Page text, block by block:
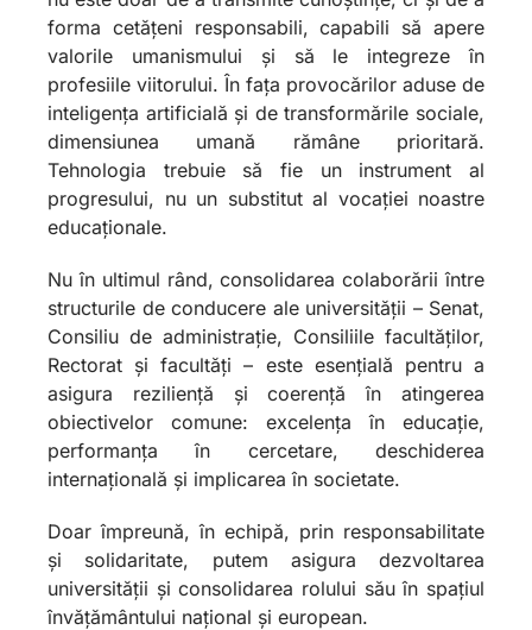
forma cetățeni responsabili, capabili să apere
valorile umanismului și să le integreze în
profesiile viitorului. În fața provocărilor aduse de
inteligența artificială și de transformările sociale,
dimensiunea umană rămâne prioritară.
Tehnologia trebuie să fie un instrument al
progresului, nu un substitut al vocației noastre
educaționale.
Nu în ultimul rând, consolidarea colaborării între
structurile de conducere ale universității – Senat,
Consiliu de administrație, Consiliile facultăților,
Rectorat și facultăți – este esențială pentru a
asigura reziliență și coerență în atingerea
obiectivelor comune: excelența în educație,
performanța în cercetare, deschiderea
internațională și implicarea în societate.
Doar împreună, în echipă, prin responsabilitate
și solidaritate, putem asigura dezvoltarea
universității și consolidarea rolului său în spațiul
învățământului național și european.